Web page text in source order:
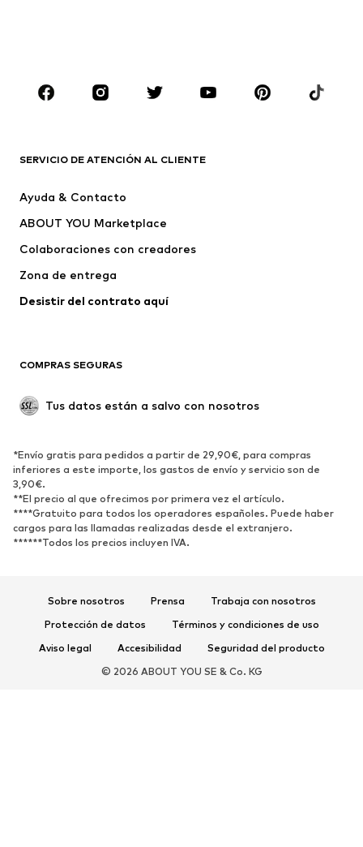
Zapatos
Deporte
Vestidos
Camisetas y tops
Chaquetas
Jerséis y punto
Ropa interior
Abrigos
Tallas grandes
Reciclado
ZAPATOS
Nuevo
Zapatillas de deporte
Botines
Zapatos de tacón y plataforma Botas
Zapatillas de casa
Exclusivo
SERVICIO DE ATENCIÓN AL CLIENTE
Ayuda & Contacto
ABOUT YOU Marketplace
Colaboraciones con creadores
Zona de entrega
Desistir del contrato aquí
COMPRAS SEGURAS
Tus datos están a salvo con nosotros
*Envío gratis para pedidos a partir de 29,90€, para compras
inferiores a este importe, los gastos de envío y servicio son de
3,90€.
**El precio al que ofrecimos por primera vez el artículo.
****Gratuito para todos los operadores españoles. Puede haber
cargos para las llamadas realizadas desde el extranjero.
******Todos los precios incluyen IVA.
Sobre nosotros Prensa
Trabaja con nosotros
Protección de datos
Términos y condiciones de uso
Aviso legal
Accesibilidad
Seguridad del producto
© 2026 ABOUT YOU SE & Co. KG